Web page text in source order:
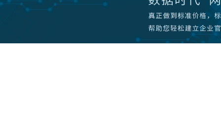
HTML5网站建设
网站推广优化方案
在线进销存管理
品牌加盟营销管理系统